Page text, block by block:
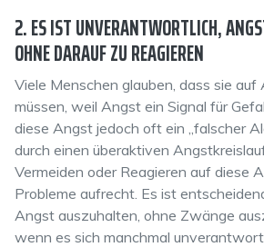
2. ES IST UNVERANTWORTLICH,
OHNE DARAUF ZU REAGIEREN
Viele Menschen glauben, dass sie auf
müssen, weil Angst ein Signal für
diese Angst jedoch oft ein „falscher
durch einen überaktiven
Vermeiden oder Reagieren auf diese
Probleme aufrecht. Es ist
Angst auszuhalten, ohne Zwänge
wenn es sich manchmal